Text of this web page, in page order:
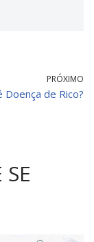
PRÓXIMO
Doença de Rico?